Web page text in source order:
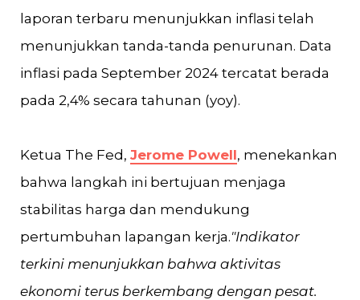
laporan terbaru menunjukkan inflasi telah
menunjukkan tanda-tanda penurunan. Data
inflasi pada September 2024 tercatat berada
pada 2,4% secara tahunan (yoy)​.
Ketua The Fed, Jerome Powell, menekankan
bahwa langkah ini bertujuan menjaga
stabilitas harga dan mendukung
pertumbuhan lapangan kerja."Indikator
terkini menunjukkan bahwa aktivitas
ekonomi terus berkembang dengan pesat.